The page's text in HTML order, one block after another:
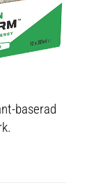
baserad